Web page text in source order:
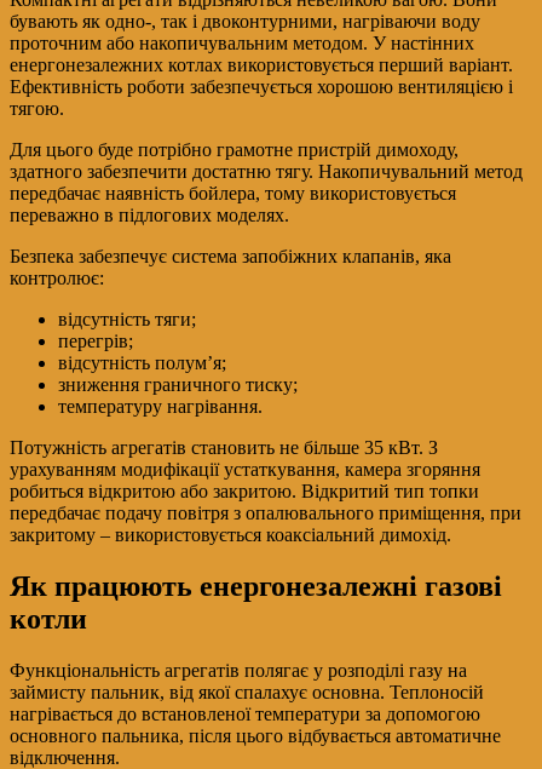
бувають як одно-, так і двоконтурними, нагріваючи воду
проточним або накопичувальним методом. У настінних
енергонезалежних котлах використовується перший варіант.
Ефективність роботи забезпечується хорошою вентиляцією і
тягою.
Для цього буде потрібно грамотне пристрій димоходу,
здатного забезпечити достатню тягу. Накопичувальний метод
передбачає наявність бойлера, тому використовується
переважно в підлогових моделях.
Безпека забезпечує система запобіжних клапанів, яка
контролює:
відсутність тяги;
перегрів;
відсутність полум’я;
зниження граничного тиску;
температуру нагрівання.
Потужність агрегатів становить не більше 35 кВт. З
урахуванням модифікації устаткування, камера згоряння
робиться відкритою або закритою. Відкритий тип топки
передбачає подачу повітря з опалювального приміщення, при
закритому – використовується коаксіальний димохід.
Як працюють енергонезалежні газові
котли
Функціональність агрегатів полягає у розподілі газу на
займисту пальник, від якої спалахує основна. Теплоносій
нагрівається до встановленої температури за допомогою
основного пальника, після цього відбувається автоматичне
відключення.